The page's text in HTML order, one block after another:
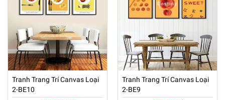
Tranh Trang Trí Canvas Loại
2-BE10
Tranh Trang Trí Canvas Loại
2-BE9